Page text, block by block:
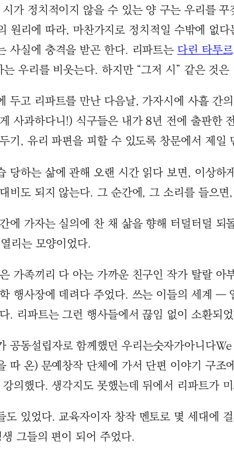
가 정치적이지 않을 수 있는 양 구는 우리를
리에 따라, 마찬가지로 정치적일 수밖에 없
사실에 충격을 받곤 한다. 리파트는다린 타투
는 우리를 비웃는다. 하지만 “그저 시” 같은
두고 리파트를 만난 다음날, 가자시에 사흘 간
사과하다니!) 식구들은 내가 8년 전에 출판한
기, 유리 파편을 피할 수 있도록 창문에서 제일
당하는 삶에 관해 오랜 시간 읽다 보면, 이상
비도 되지 않는다. 그 순간에, 그 소리를 들으
에 가자는 실의에 찬 채 삶을 향해 터덜터덜
리는 모양이었다.
가족끼리 다 아는 가까운 친구인 작가 탈랄
행사장에 데려다 주었다. 쓰는 이들의 세계
. 리파트는 그런 행사들에서 끊임 없이 소환되
공동설립자로 함께했던 우리는숫자가아니다
따 온) 문예창작 단체에 가서 단편 이야기 구
의했다. 생각지도 못했는데 뒤에서 리파트가
도 있었다. 교육자이자 창작 멘토로 몇 세대에
그들의 편이 되어 주었다.